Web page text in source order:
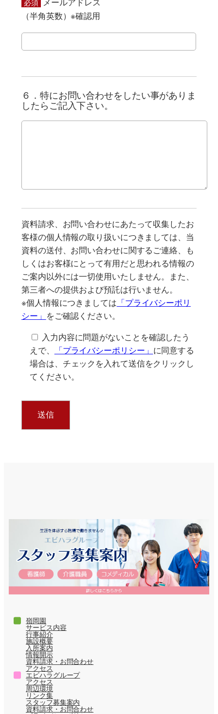
（半角英数）※確認用
６．特にお問い合わせをしたい事がありま
したらご記入下さい。
資料請求、お問い合わせにあたって収集したお
客様の個人情報の取り扱いにつきましては、当
資料の送付、お問い合わせに関するご連絡、も
しくはお客様にとって有用だと思われる情報の
ご案内以外には一切使用いたしません。また、
第三者への提供および預託は行いません。
※個人情報につきましては 「プライバシーポリ
シー」 をご確認ください。
入力内容に問題がないことを確認したう
えで、
「プライバシーポリシー」 に同意する
場合は、チェックを入れて送信をクリックし
てください。
嶺岡園
サービス内容
行事紹介
施設概要
入所案内
情報開示
資料請求・お問合わせ
アクセス
エビハラグループ
アクセス
周辺環境
リンク集
スタッフ募集案内
資料請求・お問合わせ